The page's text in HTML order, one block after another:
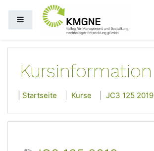
Zum Hauptinhalt
Website-Übersicht
Kursinformation
Startseite Kurse JC3 125 2019